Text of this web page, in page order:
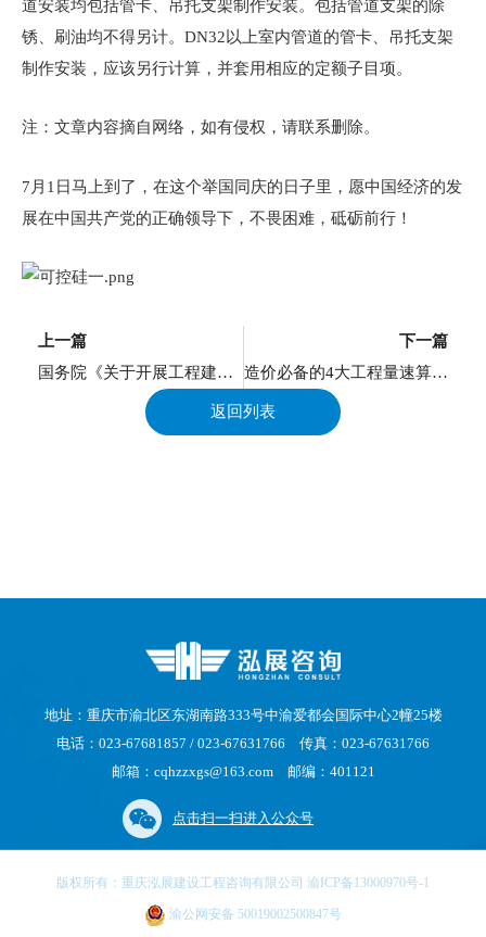
道安装均包括管卡、吊托支架制作安装。包括管道支架的除
锈、刷油均不得另计。DN32以上室内管道的管卡、吊托支架
制作安装，应该另行计算，并套用相应的定额子目项。
注：文章内容摘自网络，如有侵权，请联系删除。
7月1日马上到了，在这个举国同庆的日子里，愿中国经济的发
展在中国共产党的正确领导下，不畏困难，砥砺前行！
上一篇
国务院《关于开展工程建设项目审批制度改革试点的通知》，重庆在试点地区之列！
下一篇
造价必备的4大工程量速算技巧
返回列表
地址：重庆市渝北区东湖南路333号中渝爱都会国际中心2幢25楼
电话：023-67681857 / 023-67631766 传真：023-67631766
邮箱：cqhzzxgs@163.com 邮编：401121
点击扫一扫进入公众号
版权所有：重庆泓展建设工程咨询有限公司 渝ICP备13000970号-1
渝公网安备 50019002500847号